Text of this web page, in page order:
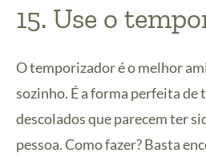
15. Use o
O temporizador é o melhor
sozinho. É a forma perfeita
descolados ​​que parecem ter
pessoa. Como fazer? Basta